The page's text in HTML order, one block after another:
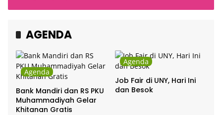
Chrisye
AGENDA
Agenda
Bank Mandiri dan RS PKU
Muhammadiyah Gelar
Khitanan Gratis
Agenda
Job Fair di UNY, Hari Ini
dan Besok